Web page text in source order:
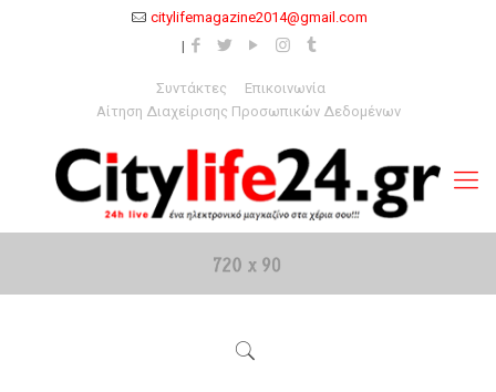
citylifemagazine2014@gmail.com
Συντάκτες
Επικοινωνία
Αίτηση Διαχείρισης Προσωπικών Δεδομένων